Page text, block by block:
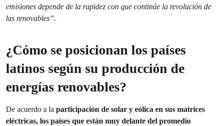
emisiones depende de la rapidez con que continúe la revolución de
las renovables”.
¿Cómo se posicionan los países
latinos según su producción de
energías renovables?
De acuerdo a la participación de solar y eólica en sus matrices
eléctricas, los países que están muy delante del promedio